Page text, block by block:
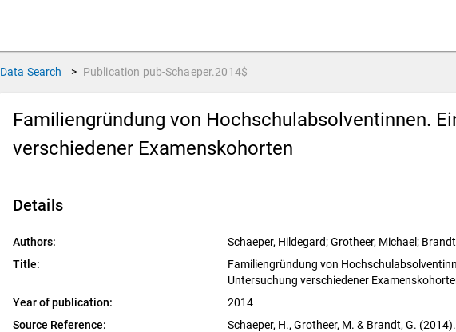
Data Search > Publication pub-Schaeper.2014$
Familiengründung von Hochschulabsolventinnen.
verschiedener Examenskohorten
Details
Authors:
Schaeper, Hildegard; Grotheer, Michael;
Title:
Familiengründung von
Untersuchung verschiedener
Year of publication:
2014
Source Reference:
Schaeper, H., Grotheer, M. & Brandt, G.